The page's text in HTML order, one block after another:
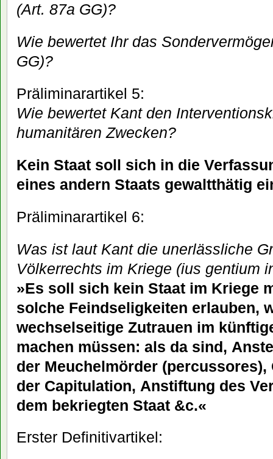
(Art. 87a GG)?
Wie bewertet Ihr das
GG)?
Präliminarartikel 5:
Wie bewertet Kant den
humanitären Zwecken?
Kein Staat soll sich in die
eines andern Staats gewaltthätig
Präliminarartikel 6:
Was ist laut Kant die unerlässliche
Völkerrechts im Kriege (ius gentium
»Es soll sich kein Staat im Kriege
solche Feindseligkeiten erlauben,
wechselseitige Zutrauen im
machen müssen: als da sind,
der Meuchelmörder (percussores),
der Capitulation, Anstiftung des
dem bekriegten Staat &c.«
Erster Definitivartikel: